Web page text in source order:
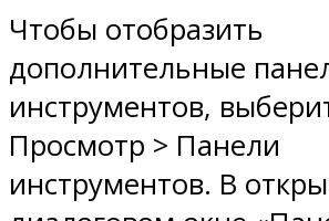
Чтобы отобразить
дополнительные
инструментов,
Просмотр > Панели
инструментов. В